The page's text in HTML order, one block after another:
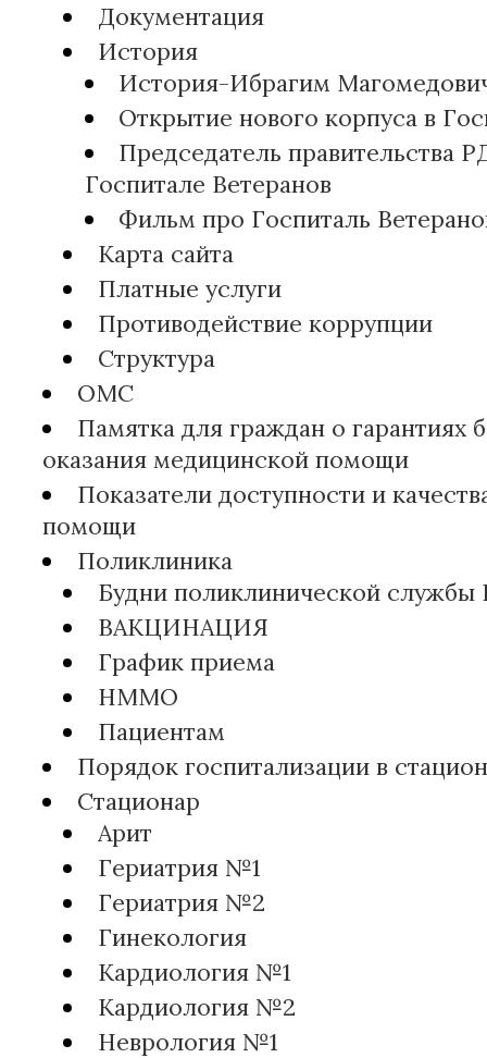
Документация
История
История-Ибрагим
Открытие нового корпуса в
Председатель правительства
Госпитале Ветеранов
Фильм про Госпиталь
Карта сайта
Платные услуги
Противодействие коррупции
Структура
ОМС
Памятка для граждан о гарантиях
оказания медицинской помощи
Показатели доступности и
помощи
Поликлиника
Будни поликлинической
ВАКЦИНАЦИЯ
График приема
НММО
Пациентам
Порядок госпитализации в
Стационар
Арит
Гериатрия №1
Гериатрия №2
Гинекология
Кардиология №1
Кардиология №2
Неврология №1